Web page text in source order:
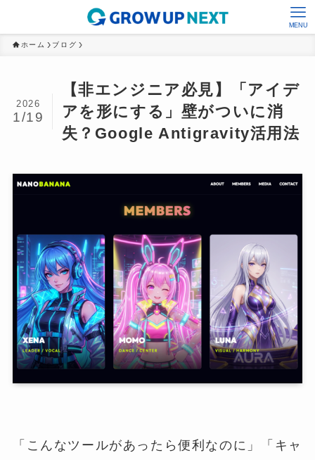
MENU
ホーム ブログ
【非エンジニア必見】「アイデ
アを形にする」壁がついに消
失？Google Antigravity活用法
2026
1/19
「こんなツールがあったら便利なのに」「キャ